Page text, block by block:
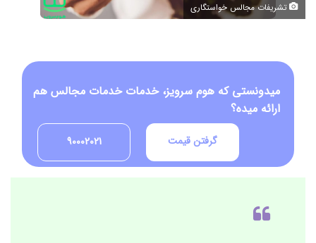
تشریفات مجالس خواستگاری
میدونستی که هوم سرویز، خدمات خدمات مجالس هم
ارائه میده؟
90002021 گرفتن قیمت